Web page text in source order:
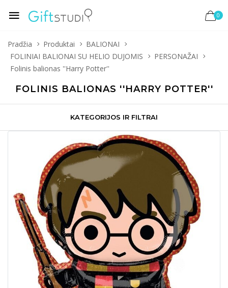
0
Pradžia Produktai
BALIONAI
FOLINIAI BALIONAI SU HELIO DUJOMIS
PERSONAŽAI
Folinis balionas ''Harry Potter''
FOLINIS BALIONAS ''HARRY POTTER''
KATEGORIJOS IR FILTRAI